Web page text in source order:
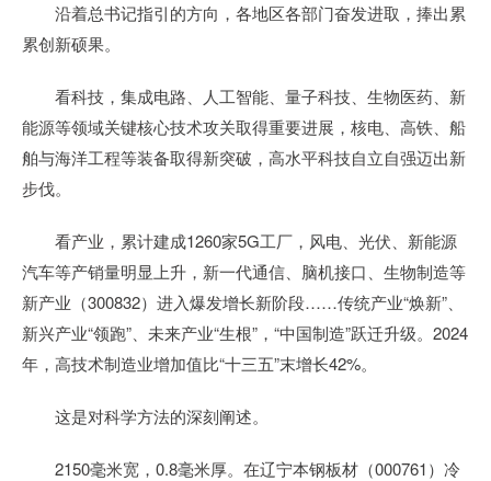
沿着总书记指引的方向，各地区各部门奋发进取，捧出累
累创新硕果。
看科技，集成电路、人工智能、量子科技、生物医药、新
能源等领域关键核心技术攻关取得重要进展，核电、高铁、船
舶与海洋工程等装备取得新突破，高水平科技自立自强迈出新
步伐。
看产业，累计建成1260家5G工厂，风电、光伏、新能源
汽车等产销量明显上升，新一代通信、脑机接口、生物制造等
新产业（300832）进入爆发增长新阶段……传统产业“焕新”、
新兴产业“领跑”、未来产业“生根”，“中国制造”跃迁升级。2024
年，高技术制造业增加值比“十三五”末增长42%。
这是对科学方法的深刻阐述。
2150毫米宽，0.8毫米厚。在辽宁本钢板材（000761）冷